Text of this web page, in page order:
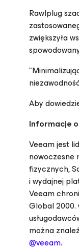
Rawlplug
zwiększyła
Aby
Informacje
Veeam jest
nowoczesne
fizycznych,
i wydajnej
Veeam
Global
można
@veeam.